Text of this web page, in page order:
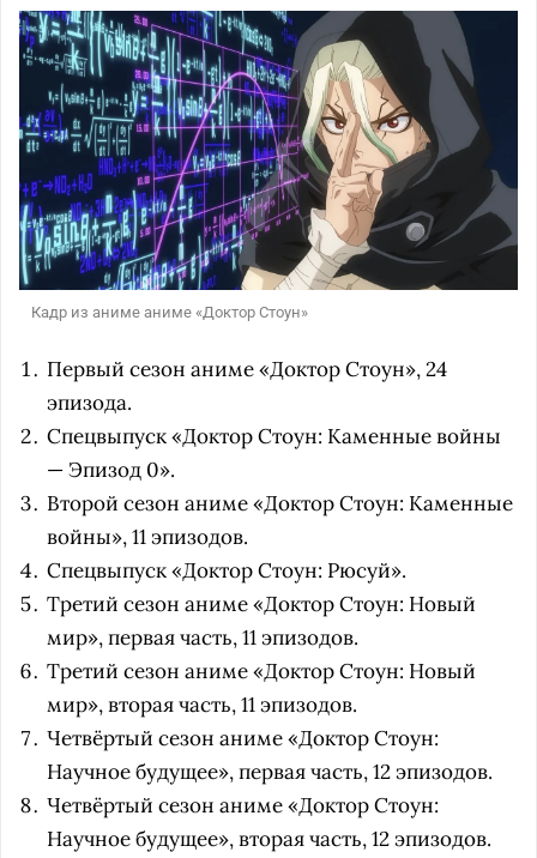
Кадр из аниме аниме «Доктор Стоун»
Первый сезон аниме «Доктор Стоун», 24
эпизода.
Спецвыпуск «Доктор Стоун: Каменные войны
— Эпизод 0».
Второй сезон аниме «Доктор Стоун: Каменные
войны», 11 эпизодов.
Спецвыпуск «Доктор Стоун: Рюсуй».
Третий сезон аниме «Доктор Стоун: Новый
мир», первая часть, 11 эпизодов.
Третий сезон аниме «Доктор Стоун: Новый
мир», вторая часть, 11 эпизодов.
Четвёртый сезон аниме «Доктор Стоун:
Научное будущее», первая часть, 12 эпизодов.
Четвёртый сезон аниме «Доктор Стоун:
Научное будущее», вторая часть, 12 эпизодов.